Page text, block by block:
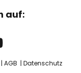
auf:
AGB
Datenschutz